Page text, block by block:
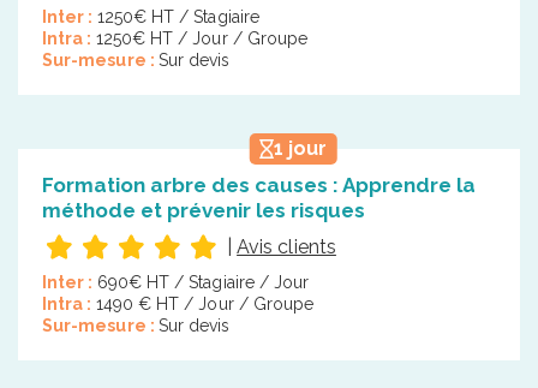
Inter : 1250€ HT / Stagiaire
Intra : 1250€ HT / Jour / Groupe
Sur-mesure : Sur devis
1 jour
Formation arbre des causes : Apprendre la
méthode et prévenir les risques
Avis clients
Inter : 690€ HT / Stagiaire / Jour
Intra : 1490 € HT / Jour / Groupe
Sur-mesure : Sur devis